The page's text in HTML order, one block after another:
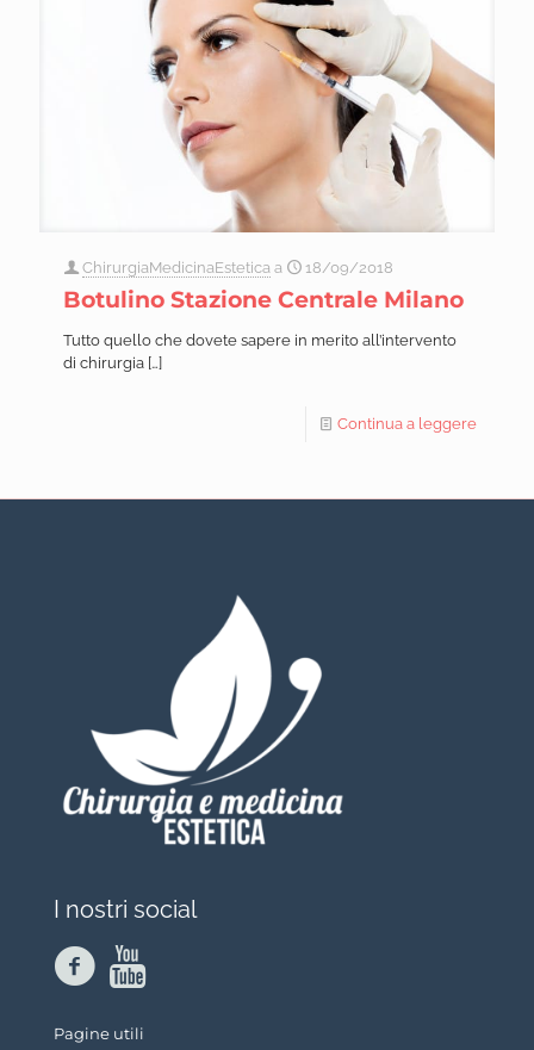
ChirurgiaMedicinaEstetica a 18/09/2018
Botulino Stazione Centrale Milano
Tutto quello che dovete sapere in merito all’intervento
di chirurgia […]
Continua a leggere
I nostri social
Pagine utili